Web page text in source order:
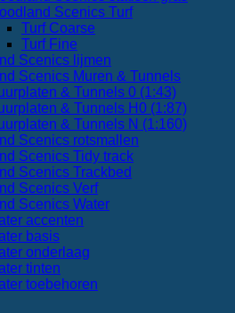
Scenics Turf
Turf Coarse
Turf Fine
Scenics lijmen
Scenics Muren & Tunnels
& Tunnels 0 (1:43)
& Tunnels H0 (1:87)
& Tunnels N (1:160)
Scenics rotsmallen
Scenics Tidy track
Scenics Trackbed
Scenics Verf
Scenics Water
accenten
basis
onderlaag
tinten
toebehoren